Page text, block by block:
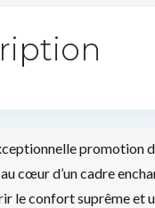
promotion
cœur d’un cadre
le confort suprême et